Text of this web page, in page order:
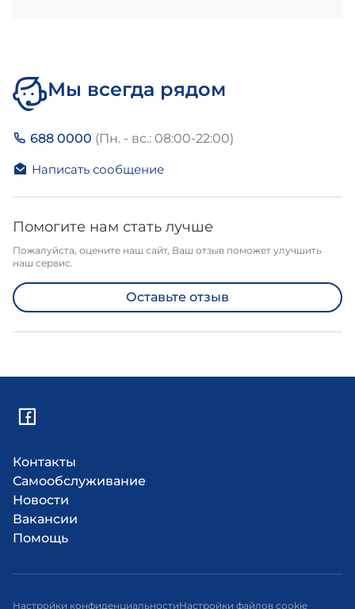
Мы всегда рядом
688 0000 (Пн. - вс.: 08:00-22:00)
Написать сообщение
Помогите нам стать лучше
Пожалуйста, оцените наш сайт, Ваш отзыв поможет улучшить
наш сервис.
Оставьте отзыв
Контакты
Самообслуживание
Новости
Вакансии
Помощь
Настройки конфиденциальностиНастройки файлов cookie